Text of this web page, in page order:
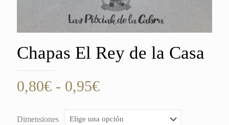
Chapas El Rey de la Casa
0,80€ - 0,95€Rango
precios:
Dimensiones